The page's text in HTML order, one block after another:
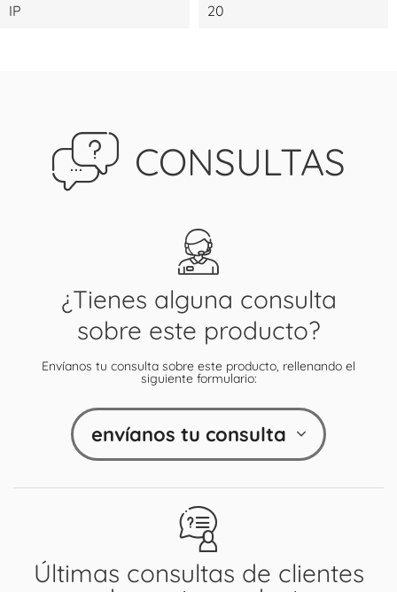
IP 20
CONSULTAS
Últimas consultas de clientes
¿Tienes alguna consulta
sobre este producto?
Envíanos tu consulta sobre este producto, rellenando el
siguiente formulario:
envíanos tu consulta